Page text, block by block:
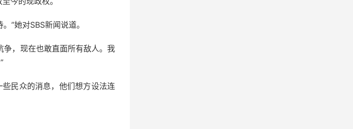
”她对SBS新闻说道。
争，现在也敢直面所有敌人。我
民众的消息，他们想方设法连